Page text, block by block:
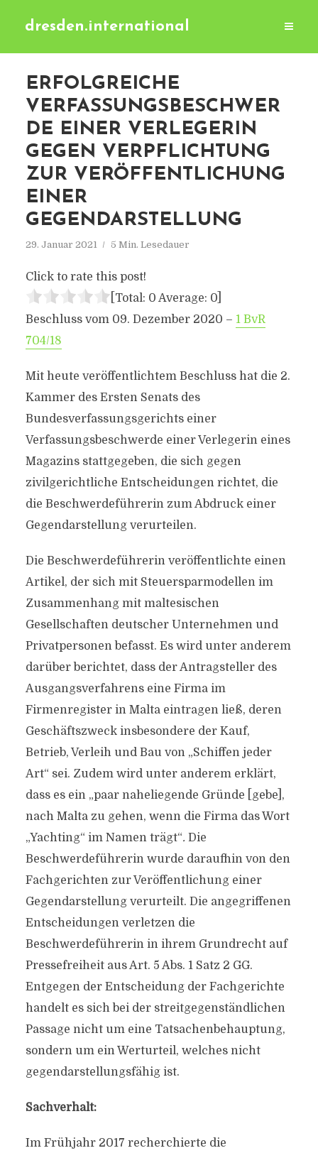
dresden.international
ERFOLGREICHE
VERFASSUNGSBESCHWER
DE EINER VERLEGERIN
GEGEN VERPFLICHTUNG
ZUR VERÖFFENTLICHUNG
EINER
GEGENDARSTELLUNG
29. Januar 2021 5 Min. Lesedauer
Click to rate this post!
[Total: 0 Average: 0]
Beschluss vom 09. Dezember 2020 – 1 BvR
704/18
Mit heute veröffentlichtem Beschluss hat die 2.
Kammer des Ersten Senats des
Bundesverfassungsgerichts einer
Verfassungsbeschwerde einer Verlegerin eines
Magazins stattgegeben, die sich gegen
zivilgerichtliche Entscheidungen richtet, die
die Beschwerdeführerin zum Abdruck einer
Gegendarstellung verurteilen.
Die Beschwerdeführerin veröffentlichte einen
Artikel, der sich mit Steuersparmodellen im
Zusammenhang mit maltesischen
Gesellschaften deutscher Unternehmen und
Privatpersonen befasst. Es wird unter anderem
darüber berichtet, dass der Antragsteller des
Ausgangsverfahrens eine Firma im
Firmenregister in Malta eintragen ließ, deren
Geschäftszweck insbesondere der Kauf,
Betrieb, Verleih und Bau von „Schiffen jeder
Art“ sei. Zudem wird unter anderem erklärt,
dass es ein „paar naheliegende Gründe [gebe],
nach Malta zu gehen, wenn die Firma das Wort
„Yachting“ im Namen trägt“. Die
Beschwerdeführerin wurde daraufhin von den
Fachgerichten zur Veröffentlichung einer
Gegendarstellung verurteilt. Die angegriffenen
Entscheidungen verletzen die
Beschwerdeführerin in ihrem Grundrecht auf
Pressefreiheit aus Art. 5 Abs. 1 Satz 2 GG.
Entgegen der Entscheidung der Fachgerichte
handelt es sich bei der streitgegenständlichen
Passage nicht um eine Tatsachenbehauptung,
sondern um ein Werturteil, welches nicht
gegendarstellungsfähig ist.
Sachverhalt:
Im Frühjahr 2017 recherchierte die